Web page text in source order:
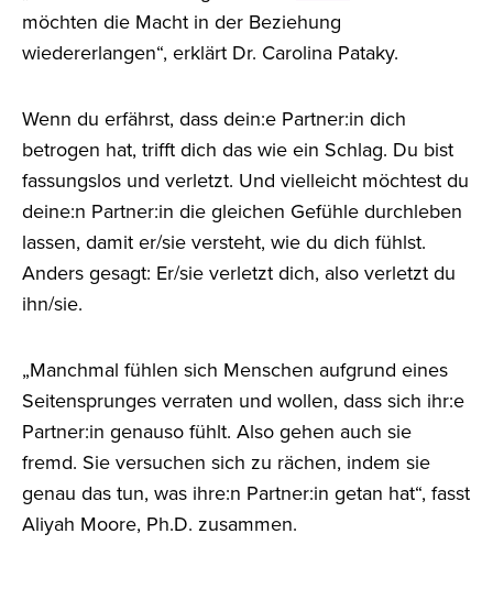
möchten die Macht in der Beziehung
wiedererlangen“, erklärt Dr. Carolina Pataky.
Wenn du erfährst, dass dein:e Partner:in dich
betrogen hat, trifft dich das wie ein Schlag. Du bist
fassungslos und verletzt. Und vielleicht möchtest du
deine:n Partner:in die gleichen Gefühle durchleben
lassen, damit er/sie versteht, wie du dich fühlst.
Anders gesagt: Er/sie verletzt dich, also verletzt du
ihn/sie.
„Manchmal fühlen sich Menschen aufgrund eines
Seitensprunges verraten und wollen, dass sich ihr:e
Partner:in genauso fühlt. Also gehen auch sie
fremd. Sie versuchen sich zu rächen, indem sie
genau das tun, was ihre:n Partner:in getan hat“, fasst
Aliyah Moore, Ph.D. zusammen.